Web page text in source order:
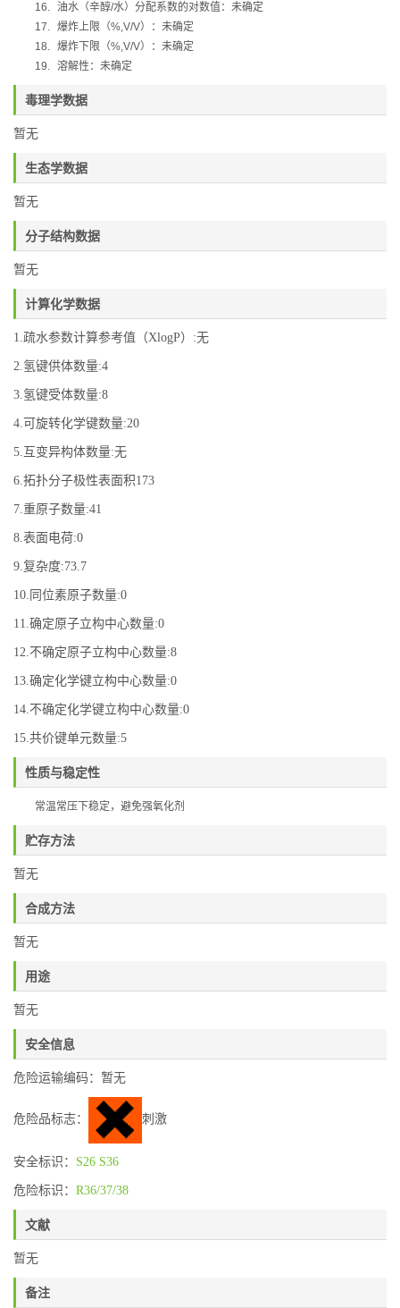
16. 油水（辛醇/水）分配系数的对数值：未确定
17. 爆炸上限（%,V/V）：未确定
18. 爆炸下限（%,V/V）：未确定
19. 溶解性：未确定
毒理学数据
暂无
生态学数据
暂无
分子结构数据
暂无
计算化学数据
1.疏水参数计算参考值（XlogP）:无
2.氢键供体数量:4
3.氢键受体数量:8
4.可旋转化学键数量:20
5.互变异构体数量:无
6.拓扑分子极性表面积173
7.重原子数量:41
8.表面电荷:0
9.复杂度:73.7
10.同位素原子数量:0
11.确定原子立构中心数量:0
12.不确定原子立构中心数量:8
13.确定化学键立构中心数量:0
14.不确定化学键立构中心数量:0
15.共价键单元数量:5
性质与稳定性
常温常压下稳定，避免强氧化剂
贮存方法
暂无
合成方法
暂无
用途
暂无
安全信息
危险运输编码：暂无
危险品标志： 刺激
安全标识： S26 S36
危险标识： R36/37/38
文献
暂无
备注